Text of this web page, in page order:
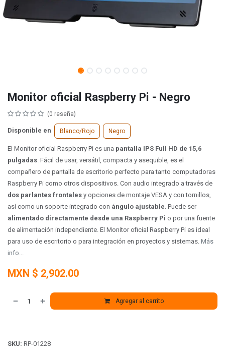
Monitor oficial Raspberry Pi - Negro
(0 reseña)
Disponible en Blanco/Rojo Negro
El Monitor oficial Raspberry Pi es una pantalla IPS Full HD de 15,6
pulgadas. Fácil de usar, versátil, compacta y asequible, es el
compañero de pantalla de escritorio perfecto para tanto computadoras
Raspberry Pi como otros dispositivos. Con audio integrado a través de
dos parlantes frontales y opciones de montaje VESA y con tornillos,
así como un soporte integrado con ángulo ajustable. Puede ser
alimentado directamente desde una Raspberry Pi o por una fuente
de alimentación independiente. El Monitor oficial Raspberry Pi es ideal
para uso de escritorio o para integración en proyectos y sistemas. Más
info...
MXN $ 2,902.00
Agregar al carrito
SKU: RP-01228